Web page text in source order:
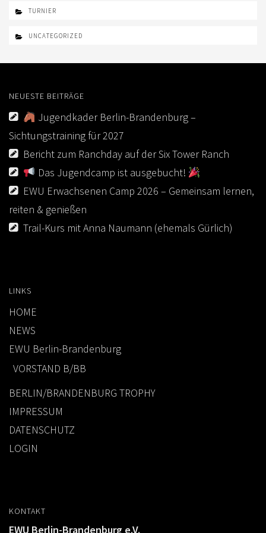
TURNIER
UNCATEGORIZED
NEUESTE BEITRÄGE
Jugendkader Berlin-Brandenburg –
Sichtungstraining für 2027
Bericht zum Ranchday auf der Six Tower Ranch
Das Jugendcamp ist ausgebucht!
EWU Erwachsenen Camp 2026 – Gemeinsam lernen,
reiten & genießen
Trail-Kurs mit Anna Naumann (ehemals Gürlich)
LINKS
HOME
NEWS
EWU Berlin-Brandenburg
VORSTAND B/BB
BERLIN/BRANDENBURG TROPHY
IMPRESSUM
DATENSCHUTZ
LOGIN
KONTAKT
EWU Berlin-Brandenburg e.V.